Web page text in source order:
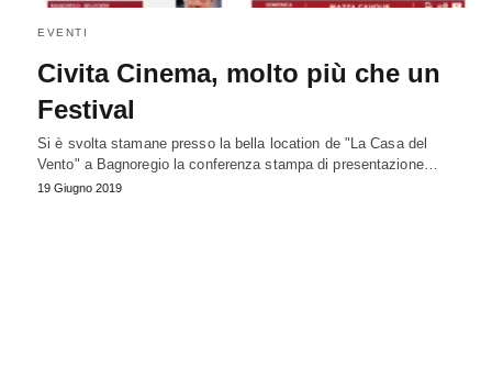
EVENTI
Civita Cinema, molto più che un
Festival
Si è svolta stamane presso la bella location de "La Casa del
Vento" a Bagnoregio la conferenza stampa di presentazione…
19 Giugno 2019